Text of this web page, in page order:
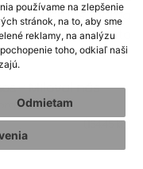
používame na zlepšenie
stránok, na to, aby sme
reklamy, na analýzu
toho, odkiaľ naši
Odmietam
Ak nemáš doma
sa si ho v tomto
- Miloval nás